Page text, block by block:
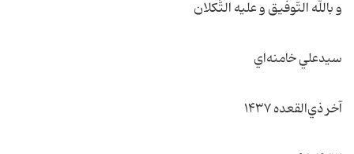
و باللّه التّوفيق و عليه التُّکلان
سيدعلي خامنه‌اي
آخر ذي‌القعده ۱۴۳۷